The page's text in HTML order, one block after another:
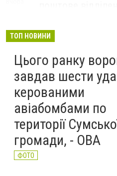
ФОТО
ТОП НОВИНИ
Цього ранку
завдав шести
керованими
авіабомбами по
території
громади, - ОВА
ФОТО